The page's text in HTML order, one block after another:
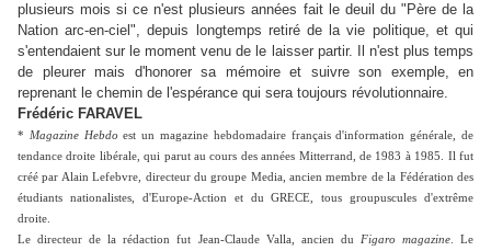
plusieurs mois si ce n'est plusieurs années fait le deuil du "Père de la
Nation arc-en-ciel", depuis longtemps retiré de la vie politique, et qui
s'entendaient sur le moment venu de le laisser partir. Il n'est plus temps
de pleurer mais d'honorer sa mémoire et suivre son exemple, en
reprenant le chemin de l'espérance qui sera toujours révolutionnaire.
Frédéric FARAVEL
* Magazine Hebdo est un magazine hebdomadaire français d'information générale, de
tendance droite libérale, qui parut au cours des années Mitterrand, de 1983 à 1985. Il fut
créé par Alain Lefebvre, directeur du groupe Media, ancien membre de la Fédération des
étudiants nationalistes, d'Europe-Action et du GRECE, tous groupuscules d'extrême
droite.
Le directeur de la rédaction fut Jean-Claude Valla, ancien du
Figaro magazine. Le